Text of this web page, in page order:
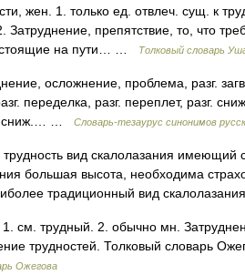
жен. 1. только ед. отвлеч. сущ. к
Затруднение, препятствие, то, что
стоящие на пути… …
Толковый словарь
осложнение, проблема, разг.
переделка, разг. переплет, разг.
сниж.… …
Словарь-тезаурус синонимов
вид скалолазания имеющий
большая высота, необходима
традиционный вид
трудный. 2. обычно мн.
трудностей. Толковый словарь
Ожегова